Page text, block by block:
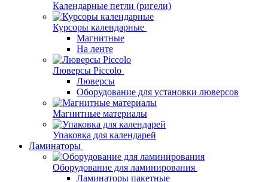
Календарные петли (ригели)
Курсоры календарные
Магнитные
На ленте
Люверсы Piccolo
Люверсы
Оборудование для установки люверсов
Магнитные материалы
Упаковка для календарей
Ламинаторы
Оборудование для ламинирования
Ламинаторы пакетные